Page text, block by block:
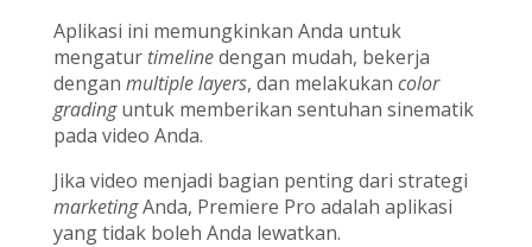
Aplikasi ini memungkinkan Anda untuk
mengatur timelinedengan mudah, bekerja
dengan multiple layers, dan melakukan color
gradinguntuk memberikan sentuhan sinematik
pada video Anda.
Jika video menjadi bagian penting dari strategi
marketingAnda, Premiere Pro adalah aplikasi
yang tidak boleh Anda lewatkan.